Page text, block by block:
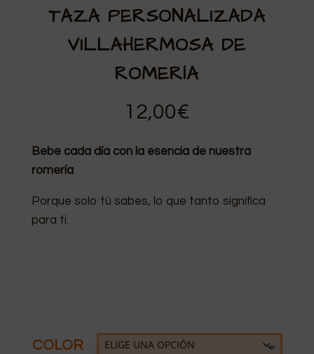
TAZA PERSONALIZADA
VILLAHERMOSA DE
ROMERÍA
12,00€
Bebe cada día con la esencia de nuestra
romería
Porque solo tú sabes, lo que tanto significa
para ti.
COLOR